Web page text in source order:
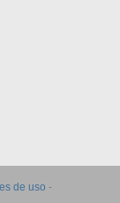
de uso -